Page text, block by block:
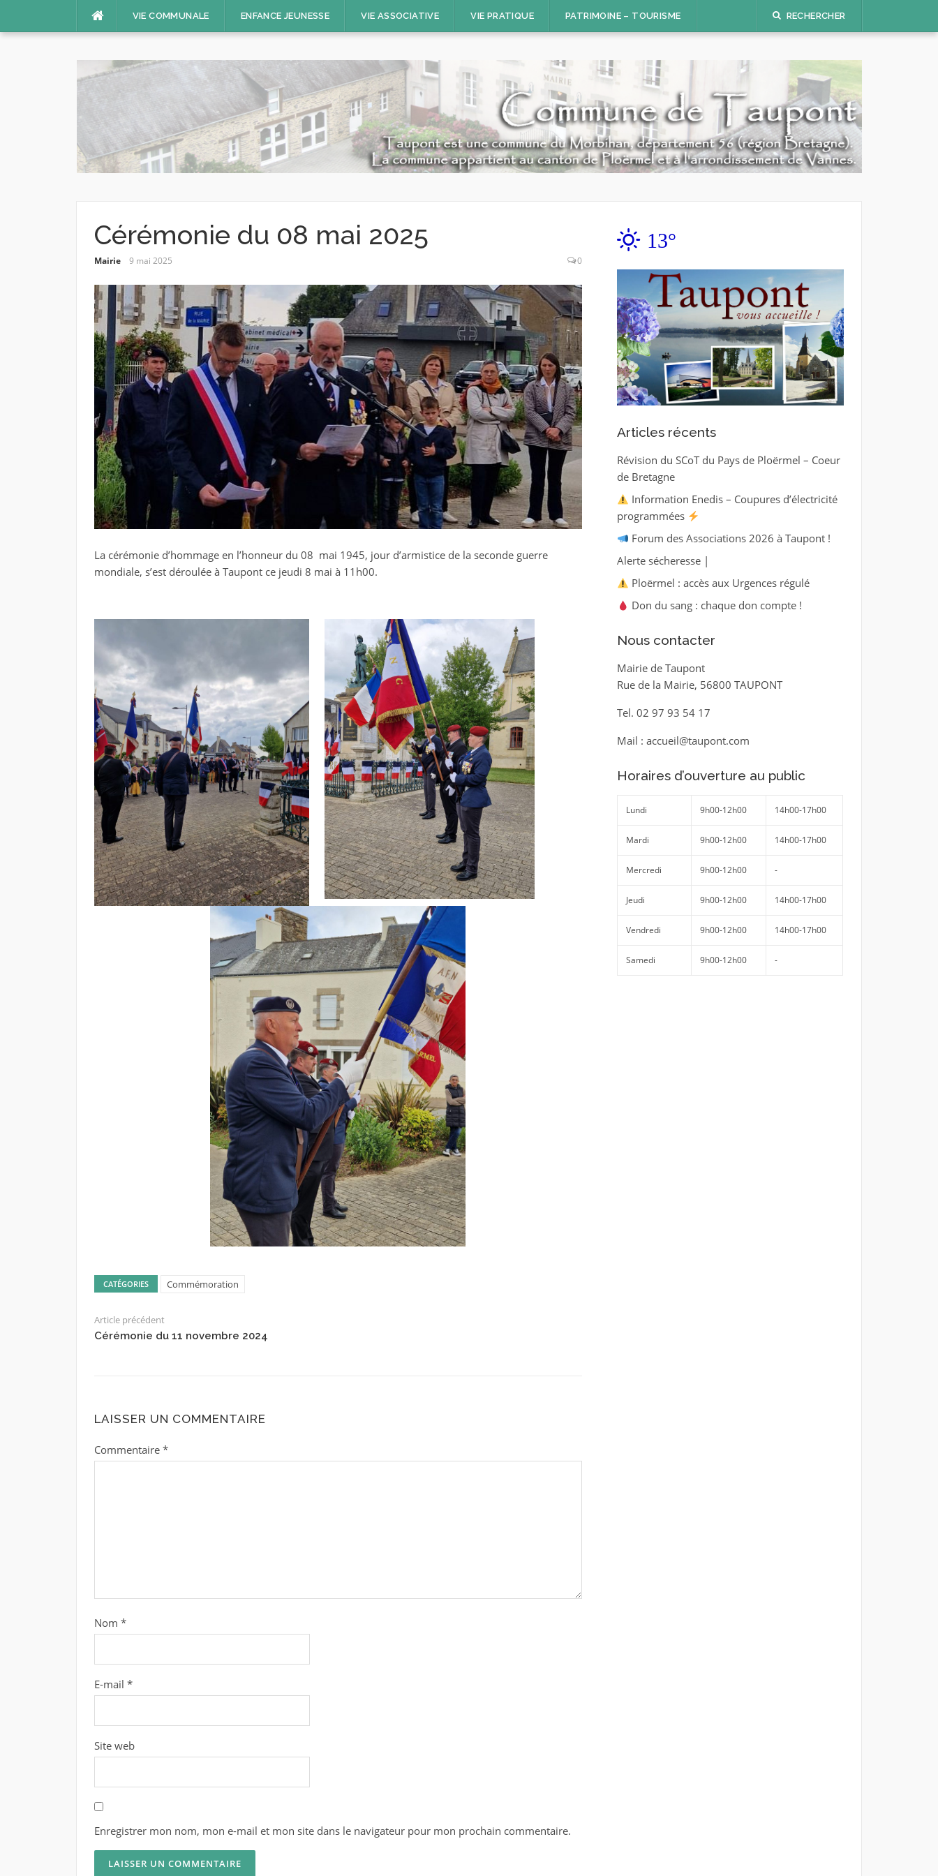
VIE COMMUNALE ENFANCE JEUNESSE VIE ASSOCIATIVE VIE PRATIQUE PATRIMOINE – TOURISME RECHERCHER
Cérémonie du 08 mai 2025
Mairie 9 mai 2025 0
La cérémonie d’hommage en l’honneur du 08 mai 1945, jour d’armistice de la seconde guerre
mondiale, s’est déroulée à Taupont ce jeudi 8 mai à 11h00.
CATÉGORIES Commémoration
Article précédent
Cérémonie du 11 novembre 2024
LAISSER UN COMMENTAIRE
Commentaire *
Nom *
E-mail *
Site web
Enregistrer mon nom, mon e-mail et mon site dans le navigateur pour mon prochain commentaire.
13°
Articles récents
Révision du SCoT du Pays de Ploërmel – Coeur
de Bretagne
Information Enedis – Coupures d’électricité
programmées
Forum des Associations 2026 à Taupont !
Alerte sécheresse |
Ploërmel : accès aux Urgences régulé
Don du sang : chaque don compte !
Nous contacter
Mairie de Taupont
Rue de la Mairie, 56800 TAUPONT
Tel. 02 97 93 54 17
Mail : accueil@taupont.com
Horaires d’ouverture au public
Lundi 9h00-12h00 14h00-17h00
Mardi 9h00-12h00 14h00-17h00
Mercredi 9h00-12h00 -
Jeudi 9h00-12h00 14h00-17h00
Vendredi 9h00-12h00 14h00-17h00
Samedi 9h00-12h00 -